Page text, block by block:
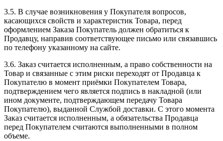
3.5. В случае возникновения у Покупателя вопросов,
касающихся свойств и характеристик Товара, перед
оформлением Заказа Покупатель должен обратиться к
Продавцу, направив соответствующее письмо или связавшись
по телефону указанному на сайте.
3.6. Заказ считается исполненным, а право собственности на
Товар и связанные с этим риски переходят от Продавца к
Покупателю в момент приёмки Покупателем Товара,
подтверждением чего является подпись в накладной (или
ином документе, подтверждающем передачу Товара
Покупателю), выданной Службой доставки. С этого момента
Заказ считается исполненным, а обязательства Продавца
перед Покупателем считаются выполненными в полном
объеме.